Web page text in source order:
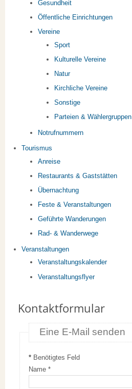
Gesundheit
Öffentliche Einrichtungen
Vereine
Sport
Kulturelle Vereine
Natur
Kirchliche Vereine
Sonstige
Parteien & Wählergruppen
Notrufnummern
Tourismus
Anreise
Restaurants & Gaststätten
Übernachtung
Feste & Veranstaltungen
Geführte Wanderungen
Rad- & Wanderwege
Veranstaltungen
Veranstaltungskalender
Veranstaltungsflyer
Kontaktformular
Eine E-Mail senden
* Benötigtes Feld
Name *